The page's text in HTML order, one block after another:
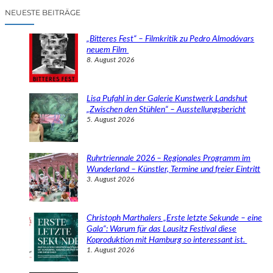
cNEUESTE BEITRÄGE
„Bitteres Fest“ – Filmkritik zu Pedro Almodóvars
neuem Film
8. August 2026
Lisa Pufahl in der Galerie Kunstwerk Landshut
„Zwischen den Stühlen“ – Ausstellungsbericht
5. August 2026
Ruhrtriennale 2026 – Regionales Programm im
Wunderland – Künstler, Termine und freier Eintritt
3. August 2026
Christoph Marthalers „Erste letzte Sekunde – eine
Gala“: Warum für das Lausitz Festival diese
Koproduktion mit Hamburg so interessant ist.
1. August 2026